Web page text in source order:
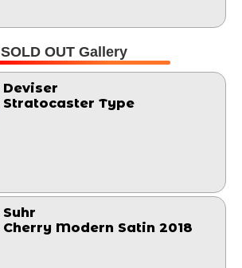
SOLD OUT Gallery
Deviser
Stratocaster Type
Suhr
Cherry Modern Satin 2018